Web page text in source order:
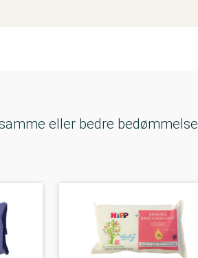
eller bedre bedømmelse